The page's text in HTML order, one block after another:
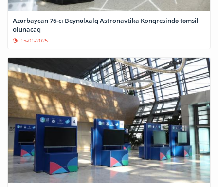
Azərbaycan 76-cı Beynəlxalq Astronavtika Konqresində təmsil
olunacaq
15-01-2025